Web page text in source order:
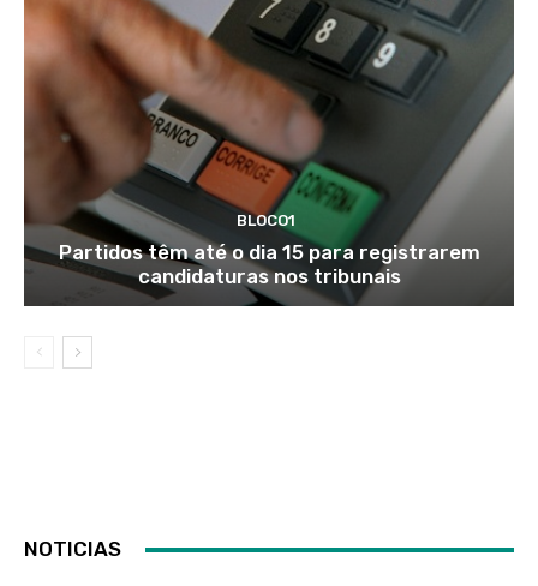
BLOCO1
Partidos têm até o dia 15 para registrarem
candidaturas nos tribunais
NOTICIAS